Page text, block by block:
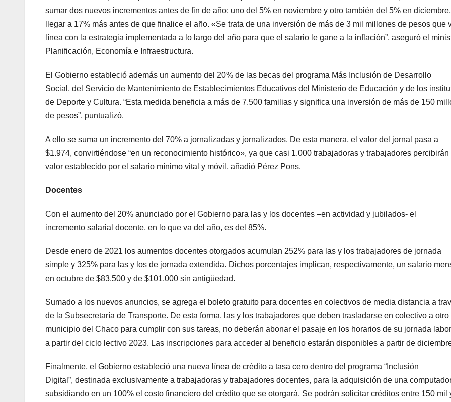
sumar dos nuevos incrementos antes de fin de año: uno del 5% en noviembre y otro también del 5% en
llegar a 17% más antes de que finalice el año. «Se trata de una inversión de más de 3 mil millones de pesos que
línea con la estrategia implementada a lo largo del año para que el salario le gane a la inflación”, aseguró el
Planificación, Economía e Infraestructura.
El Gobierno estableció además un aumento del 20% de las becas del programa Más Inclusión de Desarrollo
Social, del Servicio de Mantenimiento de Establecimientos Educativos del Ministerio de Educación y de los
de Deporte y Cultura. “Esta medida beneficia a más de 7.500 familias y significa una inversión de más de 150
de pesos”, puntualizó.
A ello se suma un incremento del 70% a jornalizadas y jornalizados. De esta manera, el valor del jornal pasa a
$1.974, convirtiéndose “en un reconocimiento histórico», ya que casi 1.000 trabajadoras y trabajadores percibirán
valor establecido por el salario mínimo vital y móvil, añadió Pérez Pons.
Docentes
Con el aumento del 20% anunciado por el Gobierno para las y los docentes –en actividad y jubilados- el
incremento salarial docente, en lo que va del año, es del 85%.
Desde enero de 2021 los aumentos docentes otorgados acumulan 252% para las y los trabajadores de jornada
simple y 325% para las y los de jornada extendida. Dichos porcentajes implican, respectivamente, un salario
en octubre de $83.500 y de $101.000 sin antigüedad.
Sumado a los nuevos anuncios, se agrega el boleto gratuito para docentes en colectivos de media distancia a
de la Subsecretaría de Transporte. De esta forma, las y los trabajadores que deben trasladarse en colectivo a otro
municipio del Chaco para cumplir con sus tareas, no deberán abonar el pasaje en los horarios de su jornada
a partir del ciclo lectivo 2023. Las inscripciones para acceder al beneficio estarán disponibles a partir de
Finalmente, el Gobierno estableció una nueva línea de crédito a tasa cero dentro del programa “Inclusión
Digital”, destinada exclusivamente a trabajadoras y trabajadores docentes, para la adquisición de una
subsidiando en un 100% el costo financiero del crédito que se otorgará. Se podrán solicitar créditos entre 150 mil